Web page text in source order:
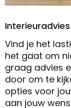
Vind je het
het gaat om
graag advies
door om te
opties voor
aan jouw